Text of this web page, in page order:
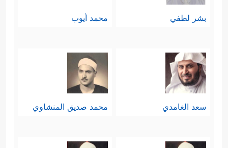
بشر لطفي محمد أيوب
سعد الغامدي محمد صديق المنشاوي